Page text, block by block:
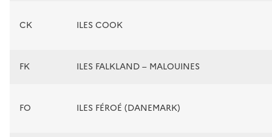
CK ILES COOK
FK ILES FALKLAND – MALOUINES
FO ILES FÉROÉ (DANEMARK)